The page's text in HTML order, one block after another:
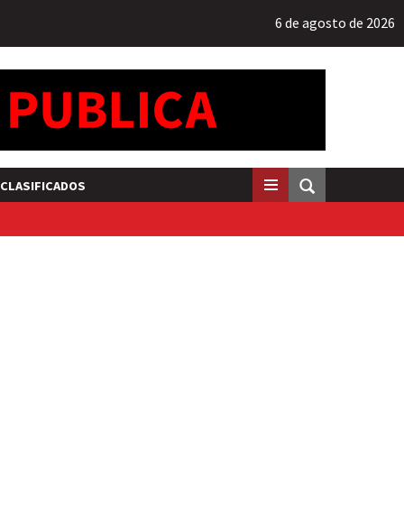
6 de agosto de 2026
CLASIFICADOS